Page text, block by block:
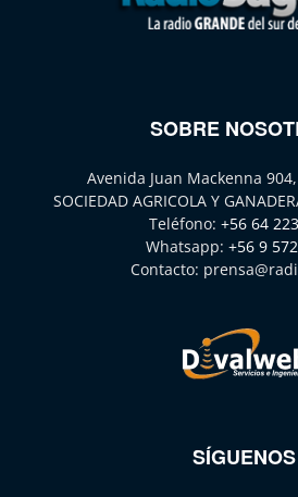
SOBRE
Avenida Juan Mackenna
SOCIEDAD AGRICOLA Y
Teléfono: +56 64
Whatsapp: +56 9
Contacto:
SÍGUENOS